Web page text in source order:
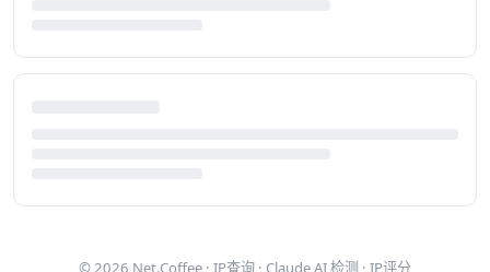
© 2026 Net.Coffee · IP查询 · Claude AI 检测 · IP评分